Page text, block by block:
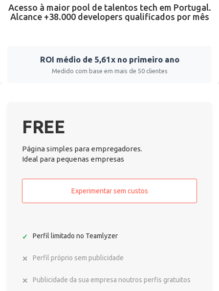
Acesso à maior pool de talentos tech em Portugal.
Alcance +38.000 developers qualificados por mês
ROI médio de 5,61x no primeiro ano
Medido com base em mais de 50 clientes
FREE
Página simples para empregadores.
Ideal para pequenas empresas
Experimentar sem custos
Perfil limitado no Teamlyzer
Perfil próprio sem publicidade
Publicidade da sua empresa noutros perfis gratuitos